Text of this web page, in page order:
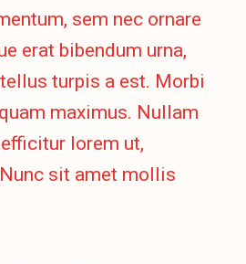
sem nec ornare
erat bibendum urna,
turpis a est. Morbi
maximus. Nullam
lorem ut,
sit amet mollis